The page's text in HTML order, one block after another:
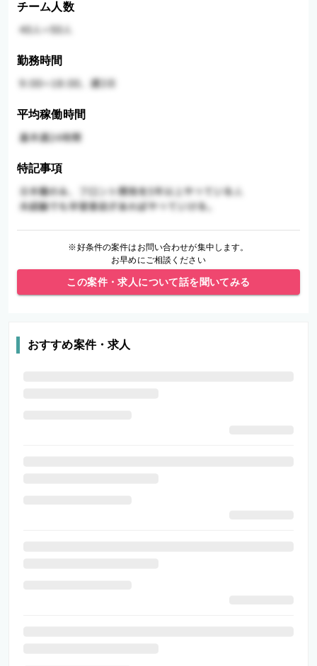
チーム人数
勤務時間
平均稼働時間
特記事項
※好条件の案件はお問い合わせが集中します。
お早めにご相談ください
この案件・求人について話を聞いてみる
おすすめ案件・求人